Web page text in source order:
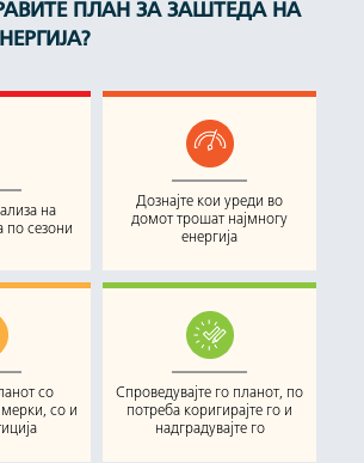
ПЛАН ЗА ЗАШТЕДА НА
на
по сезони
Дознајте кои уреди во
домот трошат најмногу
енергија
со
со и
Спроведувајте го планот, по
потреба коригирајте го и
надградувајте го